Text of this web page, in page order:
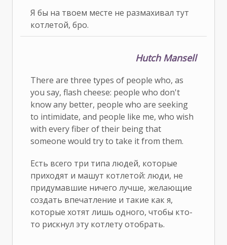
Я бы на твоем месте не размахивал тут
котлетой, бро.
Hutch Mansell
There are three types of people who, as
you say, flash cheese: people who don't
know any better, people who are seeking
to intimidate, and people like me, who wish
with every fiber of their being that
someone would try to take it from them.
Есть всего три типа людей, которые
приходят и машут котлетой: люди, не
придумавшие ничего лучше, желающие
создать впечатление и такие как я,
которые хотят лишь одного, чтобы кто-
то рискнул эту котлету отобрать.